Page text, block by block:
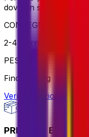
dove un servizio
CONSEGNA
2-4 giorni lavorativi
PESO
Fino a 70 kg
Verifica opzione
PRIORITY EXPRESS